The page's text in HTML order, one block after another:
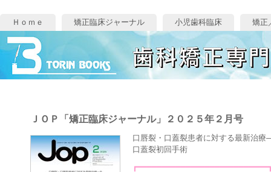
Ｈｏｍｅ 矯正臨床ジャーナル 小児歯科臨床 矯正
ＪＯＰ「矯正臨床ジャーナル」２０２５年２月号
口唇裂・口蓋裂患者に対する最新治療
口蓋裂初回手術